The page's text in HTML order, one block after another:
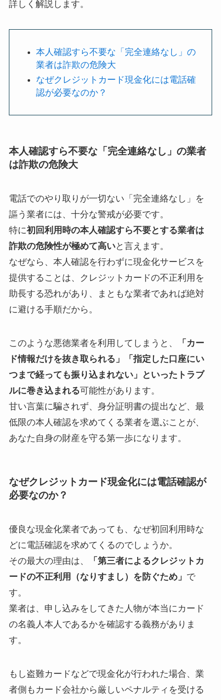
詳しく解説します。
本人確認すら不要な「完全連絡なし」の
業者は詐欺の危険大
なぜクレジットカード現金化には電話確
認が必要なのか？
本人確認すら不要な「完全連絡なし」の業者
は詐欺の危険大
電話でのやり取りが一切ない「完全連絡なし」を
謳う業者には、十分な警戒が必要です。
特に初回利用時の本人確認すら不要とする業者は
詐欺の危険性が極めて高いと言えます。
なぜなら、本人確認を行わずに現金化サービスを
提供することは、クレジットカードの不正利用を
助長する恐れがあり、まともな業者であれば絶対
に避ける手順だから。
このような悪徳業者を利用してしまうと、
「カー
ド情報だけを抜き取られる」「指定した口座にい
つまで経っても振り込まれない」といったトラブ
ルに巻き込まれる可能性があります。
甘い言葉に騙されず、身分証明書の提出など、最
低限の本人確認を求めてくる業者を選ぶことが、
あなた自身の財産を守る第一歩になります。
なぜクレジットカード現金化には電話確認が
必要なのか？
優良な現金化業者であっても、なぜ初回利用時な
どに電話確認を求めてくるのでしょうか。
その最大の理由は、
「第三者によるクレジットカ
ードの不正利用（なりすまし）を防ぐため」 で
す。
業者は、申し込みをしてきた人物が本当にカード
の名義人本人であるかを確認する義務がありま
す。
もし盗難カードなどで現金化が行われた場合、業
者側もカード会社から厳しいペナルティを受ける